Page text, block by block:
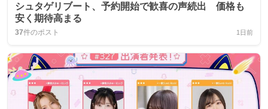
シュタゲリブート、予約開始で歓喜の声続出 価格も
安く期待高まる
37件のポスト 1日前